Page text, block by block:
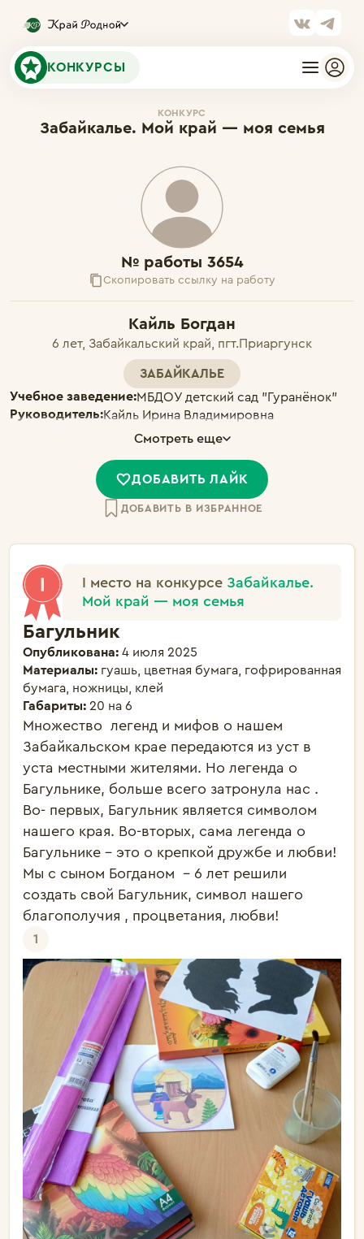
КОНКУРСЫ
КОНКУРС
Забайкалье. Мой край — моя семья
№ работы 3654
Скопировать ссылку на работу
Кайль Богдан
6 лет, Забайкальский край, пгт.Приаргунск
ЗАБАЙКАЛЬЕ
Учебное заведение:МБДОУ детский сад "Гуранёнок"
Руководитель:Кайль Ирина Владимировна
Смотреть еще
ДОБАВИТЬ ЛАЙК
ДОБАВИТЬ В ИЗБРАННОЕ
I место на конкурсе Забайкалье.
Мой край — моя семья
Багульник
Опубликована: 4 июля 2025
Материалы: гуашь, цветная бумага, гофрированная
бумага, ножницы, клей
Габариты: 20 на 6
Множество  легенд и мифов о нашем
Забайкальском крае передаются из уст в
уста местными жителями. Но легенда о
Багульнике, больше всего затронула нас .
Во- первых, Багульник является символом
нашего края. Во-вторых, сама легенда о
Багульнике – это о крепкой дружбе и любви!
Мы с сыном Богданом  - 6 лет решили
создать свой Багульник, символ нашего
1